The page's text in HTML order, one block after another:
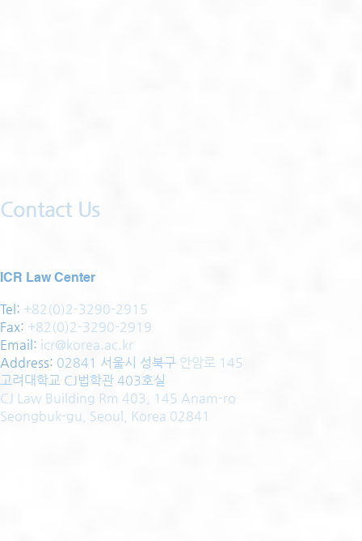
Contact Us
ICR Law Center
Tel: +82(0)2-3290-2915
Fax: +82(0)2-3290-2919
Email: icr@korea.ac.kr
Address: 02841 서울시 성북구 안암로 145
고려대학교 CJ법학관 403호실
CJ Law Building Rm 403, 145 Anam-ro
Seongbuk-gu, Seoul, Korea 02841